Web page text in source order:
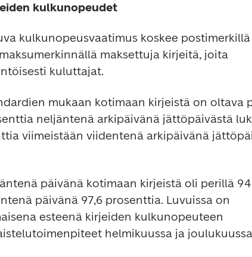
kulkunopeudet
kulkunopeusvaatimus koskee
maksettuja kirjeitä, joita
kuluttajat.
mukaan kotimaan kirjeistä on oltava
neljäntenä arkipäivänä jättöpäivästä
viimeistään viidentenä arkipäivänä
päivänä kotimaan kirjeistä oli perillä 94
päivänä 97,6 prosenttia. Luvuissa on
esteenä kirjeiden kulkunopeuteen
helmikuussa ja